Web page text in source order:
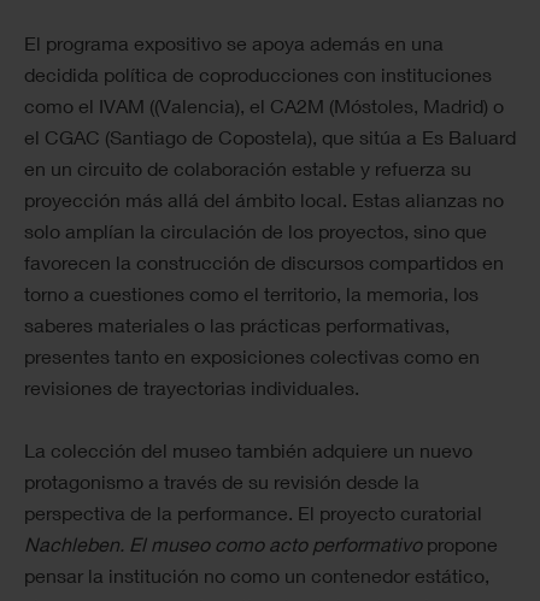
El programa expositivo se apoya además en una
decidida política de coproducciones con instituciones
como el IVAM ((Valencia), el CA2M (Móstoles, Madrid) o
el CGAC (Santiago de Copostela), que sitúa a Es Baluard
en un circuito de colaboración estable y refuerza su
proyección más allá del ámbito local. Estas alianzas no
solo amplían la circulación de los proyectos, sino que
favorecen la construcción de discursos compartidos en
torno a cuestiones como el territorio, la memoria, los
saberes materiales o las prácticas performativas,
presentes tanto en exposiciones colectivas como en
revisiones de trayectorias individuales.
La colección del museo también adquiere un nuevo
protagonismo a través de su revisión desde la
perspectiva de la performance. El proyecto curatorial
Nachleben. El museo como acto performativopropone
pensar la institución no como un contenedor estático,